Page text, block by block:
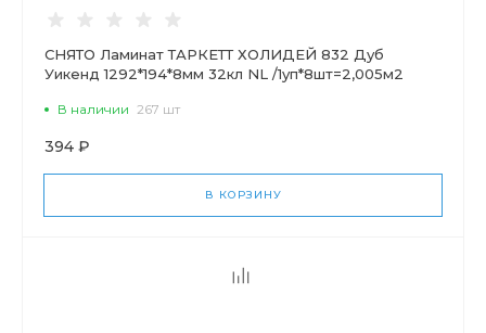
СНЯТО Ламинат ТАРКЕТТ ХОЛИДЕЙ 832 Дуб
Уикенд 1292*194*8мм 32кл NL /1уп*8шт=2,005м2
В наличии 267 шт
394 ₽
В КОРЗИНУ